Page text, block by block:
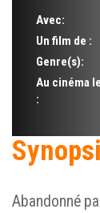
Avec:
Un film de :
Genre(s):
Au cinéma le
:
Abandonné